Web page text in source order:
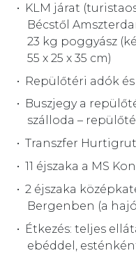
KLM járat
Bécstől
23 kg poggyász
55 x 25 x 35 cm)
Repülőtéri adók
Buszjegy a
szálloda –
Transzfer
11 éjszaka a MS
2 éjszaka
Bergenben (a
Étkezés: teljes
ebéddel,